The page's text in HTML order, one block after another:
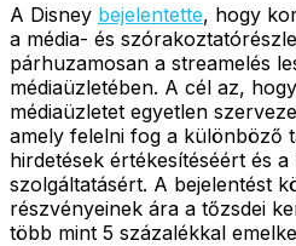
A Disney bejelentette, hogy
a média- és
párhuzamosan a streamelés
médiaüzletében. A cél az,
médiaüzletet egyetlen
amely felelni fog a különböző
hirdetések értékesítéséért és
szolgáltatásért. A bejelentést
részvényeinek ára a tőzsdei
több mint 5 százalékkal